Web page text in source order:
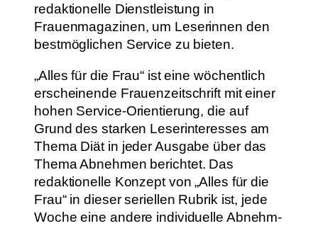
redaktionelle Dienstleistung in
Frauenmagazinen, um Leserinnen den
bestmöglichen Service zu bieten.
„Alles für die Frau“ ist eine wöchentlich
erscheinende Frauenzeitschrift mit einer
hohen Service-Orientierung, die auf
Grund des starken Leserinteresses am
Thema Diät in jeder Ausgabe über das
Thema Abnehmen berichtet. Das
redaktionelle Konzept von „Alles für die
Frau“ in dieser seriellen Rubrik ist, jede
Woche eine andere individuelle Abnehm-